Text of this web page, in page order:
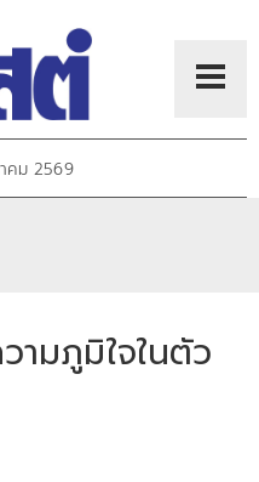
คม 2569
ามภูมิใจในตัว